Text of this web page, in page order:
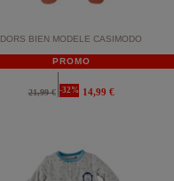
DORS BIEN MODELE CASIMODO
PROMO
21,99 € -32% 14,99 €